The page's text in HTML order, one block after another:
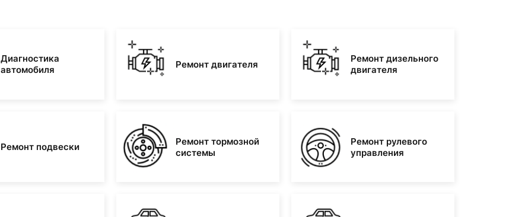
Диагностика
автомобиля
Ремонт двигателя
Ремонт дизельного
двигателя
Ремонт подвески
Ремонт тормозной
системы
Ремонт рулевого
управления